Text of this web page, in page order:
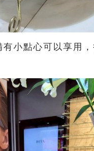
小點心可以享用